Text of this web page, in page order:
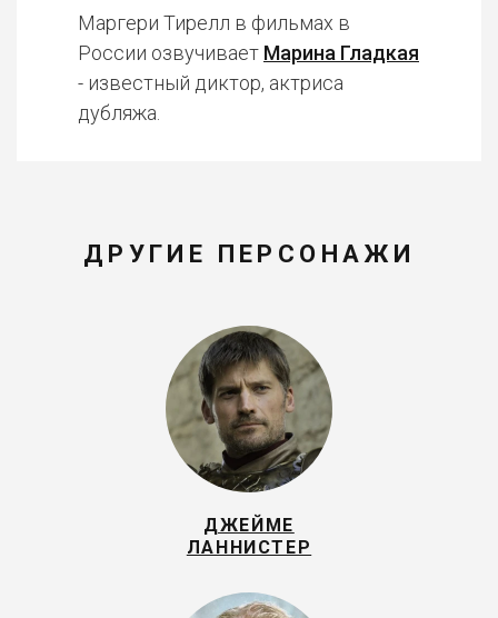
Маргери Тирелл в фильмах в
России озвучивает Марина Гладкая
- известный диктор, актриса
дубляжа.
ДРУГИЕ ПЕРСОНАЖИ
ДЖЕЙМЕ
ЛАННИСТЕР